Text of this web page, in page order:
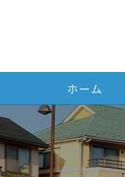
ホーム